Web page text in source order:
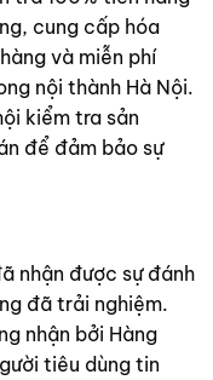
cung cấp hóa
và miễn phí
nội thành Hà Nội.
kiểm tra sản
để đảm bảo sự
nhận được sự đánh
đã trải nghiệm.
nhận bởi Hàng
tiêu dùng tin